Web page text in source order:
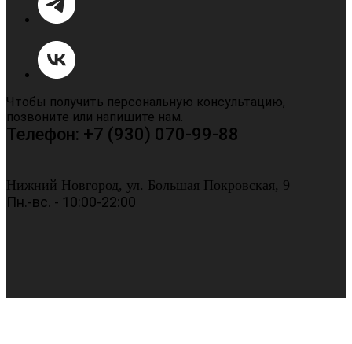
Чтобы получить персональную консультацию,
позвоните или напишите нам.
Телефон: +7 (930) 070-99-88
Нижний Новгород, ул. Большая Покровская, 9
Пн.-вс. - 10:00-22:00